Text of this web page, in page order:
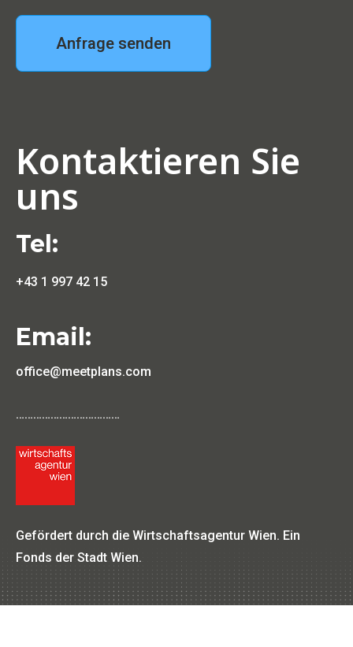
Anfrage senden
Kontaktieren Sie
uns
Tel:
+43 1 997 42 15
Email:
office@meetplans.com
………………………………
Gefördert durch die Wirtschaftsagentur Wien. Ein
Fonds der Stadt Wien.